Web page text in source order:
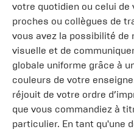
votre quotidien ou celui
proches ou collègues de
vous avez la possibilité
visuelle et de
globale uniforme grâce à
couleurs de votre
réjouit de votre ordre
que vous commandiez à
particulier. En tant qu'une